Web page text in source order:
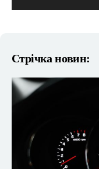
Стрічка новин: